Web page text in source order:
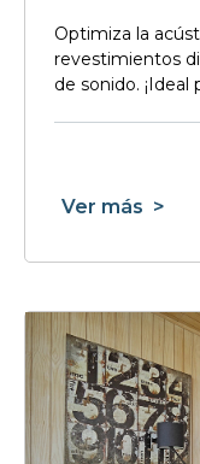
Optimiza la
revestimientos
de sonido. ¡Ideal
Ver más >